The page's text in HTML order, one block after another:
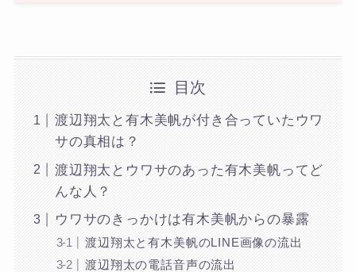
目次
渡辺翔太と有木美帆が付き合っていたウワ
サの真相は？
渡辺翔太とウワサのあった有木美帆ってど
んな人？
ウワサのきっかけは有木美帆からの暴露
渡辺翔太と有木美帆のLINE画像の流出
渡辺翔太の電話音声の流出